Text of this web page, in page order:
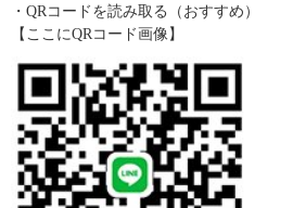
・QRコードを読み取る（おすすめ）
【ここにQRコード画像】